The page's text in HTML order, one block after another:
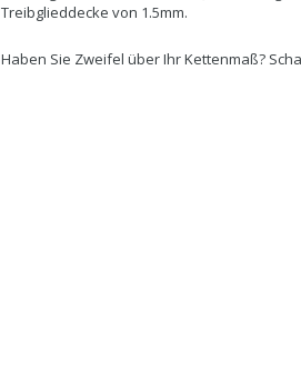
Treibglieddecke von 1.5mm.
Haben Sie Zweifel über Ihr Kettenmaß?